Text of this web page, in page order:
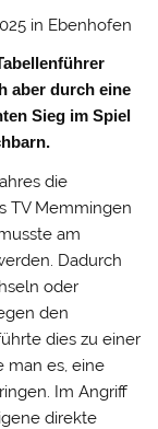
in Ebenhofen
aber durch eine
Sieg im Spiel
die
TV Memmingen
am
Dadurch
oder
den
dies zu einer
man es, eine
Im Angriff
direkte